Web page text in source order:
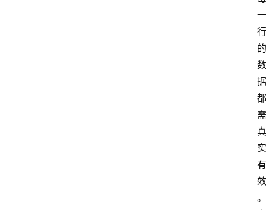
一
行
的
数
据
都
需
真
实
有
效
。